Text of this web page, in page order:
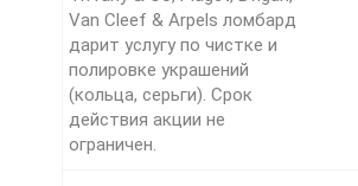
Van Cleef & Arpels ломбард
дарит услугу по чистке и
полировке украшений
(кольца, серьги). Срок
действия акции не
ограничен.